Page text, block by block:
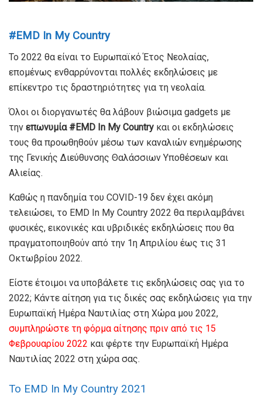
#EMD In My Country
Το 2022 θα είναι το Ευρωπαϊκό Έτος Νεολαίας,
επομένως ενθαρρύνονται πολλές εκδηλώσεις με
επίκεντρο τις δραστηριότητες για τη νεολαία.
Όλοι οι διοργανωτές θα λάβουν βιώσιμα gadgets με
την επωνυμία #EMD In My Country και οι εκδηλώσεις
τους θα προωθηθούν μέσω των καναλιών ενημέρωσης
της Γενικής Διεύθυνσης Θαλάσσιων Υποθέσεων και
Αλιείας.
Καθώς η πανδημία του COVID-19 δεν έχει ακόμη
τελειώσει, το EMD In My Country 2022 θα περιλαμβάνει
φυσικές, εικονικές και υβριδικές εκδηλώσεις που θα
πραγματοποιηθούν από την 1η Απριλίου έως τις 31
Οκτωβρίου 2022.
Είστε έτοιμοι να υποβάλετε τις εκδηλώσεις σας για το
2022; Κάντε αίτηση για τις δικές σας εκδηλώσεις για την
Ευρωπαϊκή Ημέρα Ναυτιλίας στη Χώρα μου 2022,
συμπληρώστε τη φόρμα αίτησης πριν από τις 15
Φεβρουαρίου 2022 και φέρτε την Ευρωπαϊκή Ημέρα
Ναυτιλίας 2022 στη χώρα σας.
Το EMD In My Country 2021